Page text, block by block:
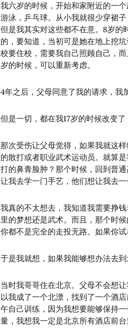
我六岁的时候，开始和家附近的一
游泳，乒乓球。从小我就很少穿裙
但是我其实对这些都不在意。8岁的
的，要知道，当初可是她在地上挖
校要住校，需要我自己照顾自己，
岁的时候，可以重新考虑。
4年之后，父母同意了我的请求，我
但是一切，都在我17岁的时候改变了
那次受伤让父母觉得，如果我就这
的散打或者职业武术运动员。就算
打的鼻青脸肿？那个时候，回到普
让我去学一门手艺，他们想让我去一
我真的不太想去，我知道我需要挣
里的梦想还是武术。而且，那个时
你都不是完全的走投无路。如果你试
于是我就想，如果我能够想办法去到
当时我哥哥住在北京。父母不会想
以我成了一个北漂，找到了一个酒
午自己训练，因为我想要能够保持
量，我想我一定是北京所有酒店前台